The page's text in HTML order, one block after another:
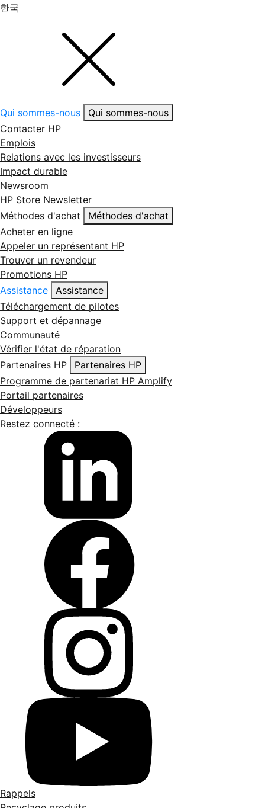
한국
Qui sommes-nous
Qui sommes-nous
Contacter HP
Emplois
Relations avec les investisseurs
Impact durable
Newsroom
HP Store Newsletter
Méthodes d'achat
Méthodes d'achat
Acheter en ligne
Appeler un représentant HP
Trouver un revendeur
Promotions HP
Assistance
Assistance
Téléchargement de pilotes
Support et dépannage
Communauté
Vérifier l'état de réparation
Partenaires HP
Partenaires HP
Programme de partenariat HP Amplify
Portail partenaires
Développeurs
Restez connecté :
Rappels